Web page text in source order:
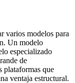
varios modelos para
Un modelo
especializado
de
plataformas que
ventaja estructural.